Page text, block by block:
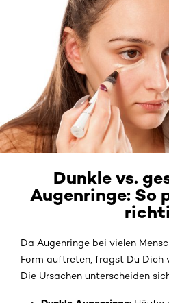
Dunkle vs.
Augenringe: So
Da Augenringe bei vielen
Form auftreten, fragst Du Dich
Die Ursachen unterscheiden